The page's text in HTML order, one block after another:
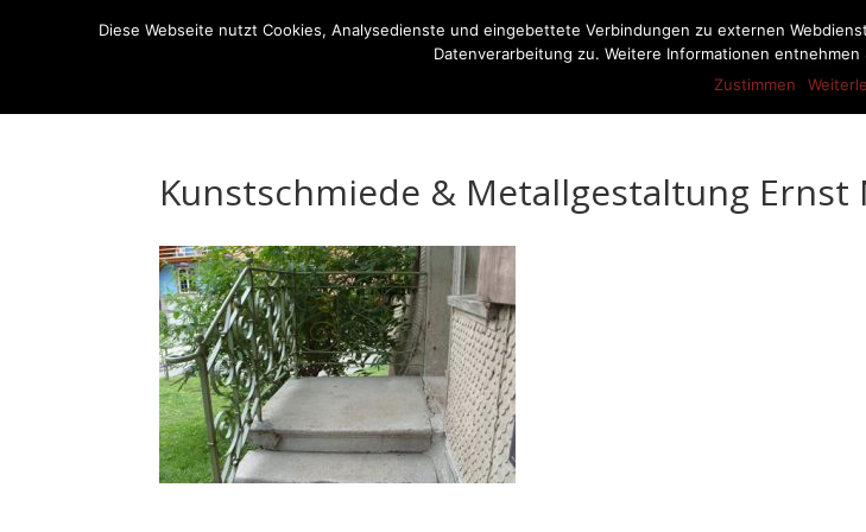
Ausstellung Aktuelles Pferdestalleinrichtung
Kunstschmiede & Metallgestaltung Ernst
Diese Webseite nutzt Cookies, Analysedienste und eingebettete Verbindungen zu externen
Datenverarbeitung zu. Weitere Informationen
Zustimmen